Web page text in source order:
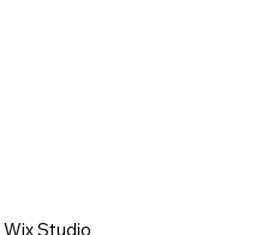
Wix Studio